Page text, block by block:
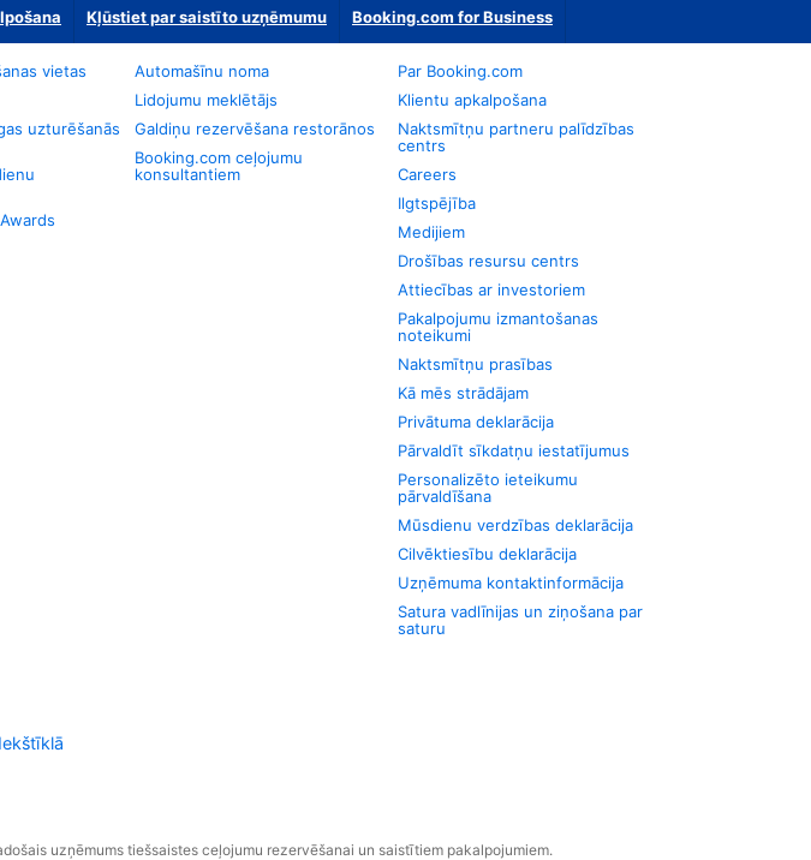
Kļūstiet par saistīto uzņēmumu Booking.com for Business
vietas
uzturēšanās
Automašīnu noma
Lidojumu meklētājs
Galdiņu rezervēšana restorānos
Booking.com ceļojumu
konsultantiem
Par Booking.com
Klientu apkalpošana
Naktsmītņu partneru palīdzības
centrs
Careers
Ilgtspējība
Medijiem
Drošības resursu centrs
Attiecības ar investoriem
Pakalpojumu izmantošanas
noteikumi
Naktsmītņu prasības
Kā mēs strādājam
Privātuma deklarācija
Pārvaldīt sīkdatņu iestatījumus
Personalizēto ieteikumu
pārvaldīšana
Mūsdienu verdzības deklarācija
Cilvēktiesību deklarācija
Uzņēmuma kontaktinformācija
Satura vadlīnijas un ziņošana par
saturu
uzņēmums tiešsaistes ceļojumu rezervēšanai un saistītiem pakalpojumiem.